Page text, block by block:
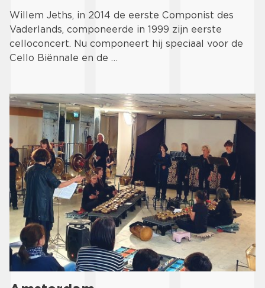
Willem Jeths, in 2014 de eerste Componist des
Vaderlands, componeerde in 1999 zijn eerste
celloconcert. Nu componeert hij speciaal voor de
Cello Biënnale en de …